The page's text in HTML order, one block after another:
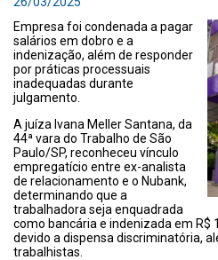
Empresa foi condenada a pagar
salários em dobro e a
indenização, além de responder
por práticas processuais
inadequadas durante
julgamento.
A juíza Ivana Meller Santana, da
44ª vara do Trabalho de São
Paulo/SP, reconheceu vínculo
empregatício entre ex-analista
de relacionamento e o Nubank,
determinando que a
trabalhadora seja enquadrada
como bancária e indenizada em R$
devido a dispensa discriminatória,
trabalhistas.